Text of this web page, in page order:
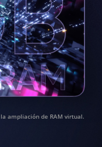
ampliación de RAM virtual.